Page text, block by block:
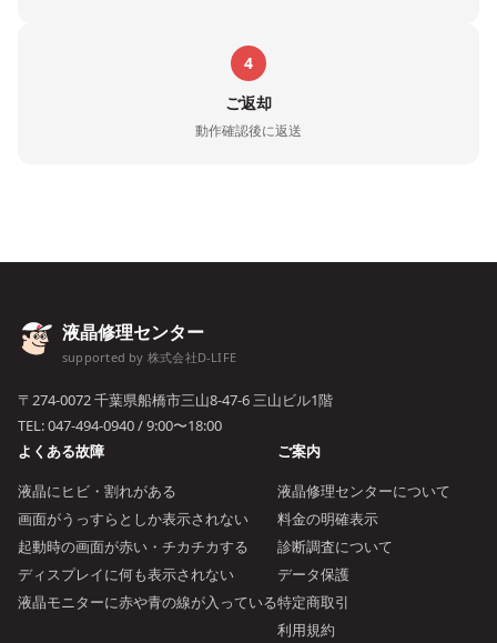
4
ご返却
動作確認後に返送
液晶修理センター
supported by 株式会社D-LIFE
〒274-0072 千葉県船橋市三山8-47-6 三山ビル1階
TEL:047-494-0940/ 9:00〜18:00
よくある故障
液晶にヒビ・割れがある
画面がうっすらとしか表示されない
起動時の画面が赤い・チカチカする
ディスプレイに何も表示されない
液晶モニターに赤や青の線が入っている
ご案内
液晶修理センターについて
料金の明確表示
診断調査について
データ保護
特定商取引
利用規約